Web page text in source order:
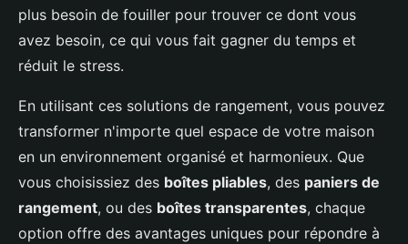
plus besoin de fouiller pour trouver ce dont vous
avez besoin, ce qui vous fait gagner du temps et
réduit le stress.
En utilisant ces solutions de rangement, vous pouvez
transformer n'importe quel espace de votre maison
en un environnement organisé et harmonieux. Que
vous choisissiez des boîtes pliables, des paniers de
rangement, ou des boîtes transparentes, chaque
option offre des avantages uniques pour répondre à